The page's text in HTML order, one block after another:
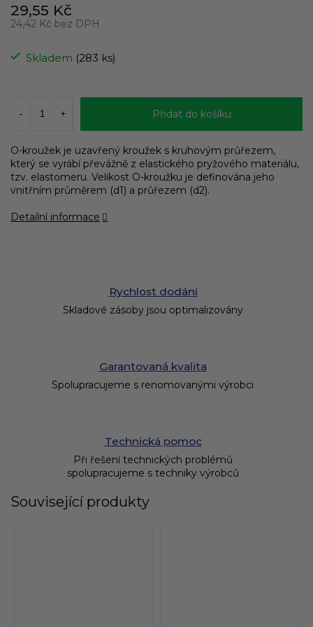
29,55 Kč
24,42 Kč bez DPH
cena:Skladem (283 ks)
Přidat do košíku
O-kroužek je uzavřený kroužek s kruhovým průřezem,
který se vyrábí převážně z elastického pryžového materiálu,
tzv. elastomeru. Velikost O-kroužku je definována jeho
vnitřním průměrem (d1) a průřezem (d2).
Detailní informace
Rychlost dodání
Skladové zásoby jsou optimalizovány
Garantovaná kvalita
Spolupracujeme s renomovanými výrobci
Technická pomoc
Při řešení technických problémů
spolupracujeme s techniky výrobců
Související produkty